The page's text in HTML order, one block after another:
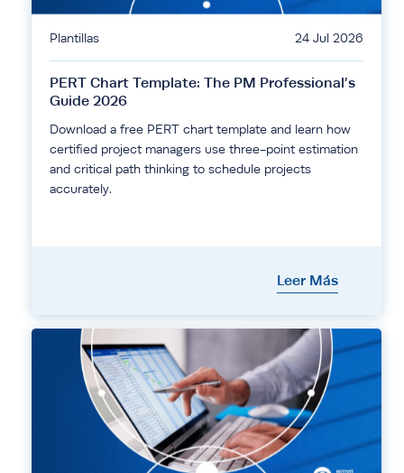
Plantillas 24 Jul 2026
PERT Chart Template: The PM Professional’s
Guide 2026
Download a free PERT chart template and learn how
certified project managers use three-point estimation
and critical path thinking to schedule projects
accurately.
Leer Más